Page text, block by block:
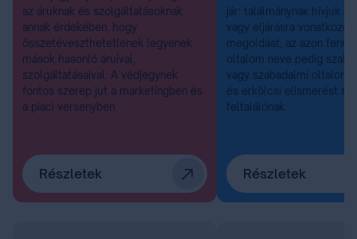
az áruknak és szolgáltatásoknak
annak érdekében, hogy
összetéveszthetetlenek legyenek
mások hasonló áruival,
szolgáltatásaival. A védjegynek
fontos szerep jut a marketingben és
a piaci versenyben.
Részletek
jár: találmánynak hívjuk a
vagy eljárásra vonatkozó
megoldást, az azon
oltalom neve pedig
vagy szabadalmi oltalom,
és erkölcsi elismerést
feltalálónak.
Részletek